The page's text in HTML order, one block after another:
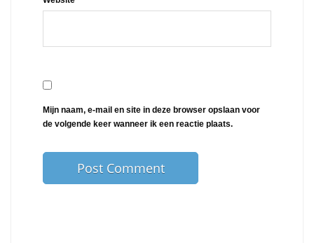
Mijn naam, e-mail en site in deze browser opslaan voor
de volgende keer wanneer ik een reactie plaats.